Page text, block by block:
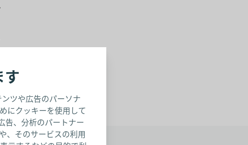
ツや広告のパーソナ
にクッキーを使用して
告、分析のパートナー
、そのサービスの利用